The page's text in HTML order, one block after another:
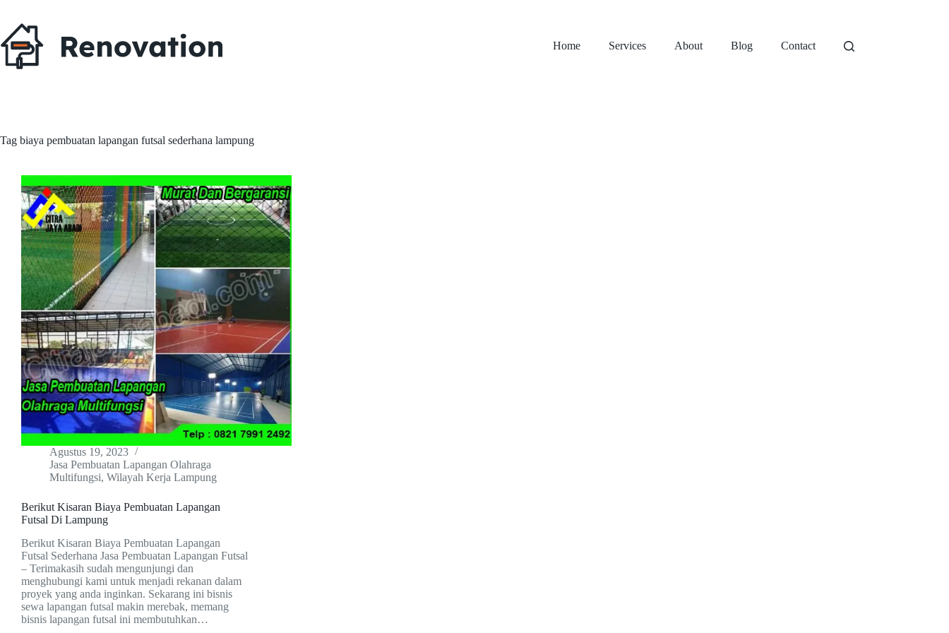
content
Home
Services About Blog Contact
Tag biaya pembuatan lapangan futsal sederhana lampung
Agustus 19, 2023
Jasa Pembuatan Lapangan Olahraga
Multifungsi, Wilayah Kerja Lampung
Berikut Kisaran Biaya Pembuatan Lapangan
Futsal Di Lampung
Berikut Kisaran Biaya Pembuatan Lapangan
Futsal Sederhana Jasa Pembuatan Lapangan Futsal
– Terimakasih sudah mengunjungi dan
menghubungi kami untuk menjadi rekanan dalam
proyek yang anda inginkan. Sekarang ini bisnis
sewa lapangan futsal makin merebak, memang
bisnis lapangan futsal ini membutuhkan…